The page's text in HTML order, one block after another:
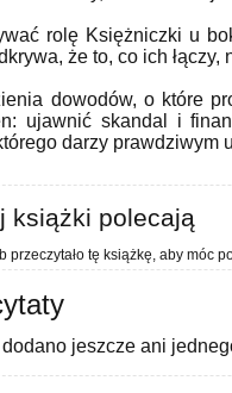
rolę Księżniczki u
że to, co ich
dowodów, o które
ujawnić skandal i
darzy prawdziwym
książki polecają
przeczytało tę książkę, aby móc
jeszcze ani